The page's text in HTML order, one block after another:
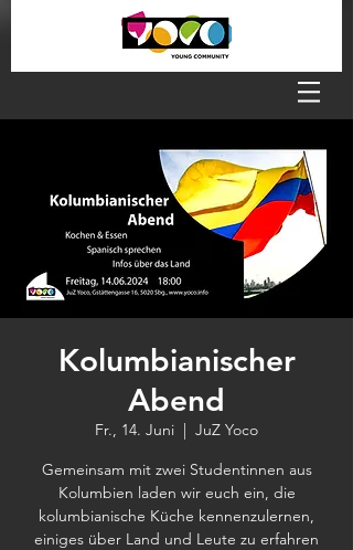
Kolumbianischer
Abend
Fr., 14. Juni
  |
JuZ Yoco
Gemeinsam mit zwei Studentinnen aus
Kolumbien laden wir euch ein, die
kolumbianische Küche kennenzulernen,
einiges über Land und Leute zu erfahren